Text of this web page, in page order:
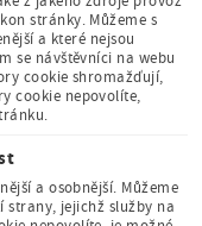
stránky. Můžeme s
a které nejsou
se návštěvníci na webu
cookie shromažďují,
cookie nepovolíte,
a osobnější. Můžeme
strany, jejichž služby na